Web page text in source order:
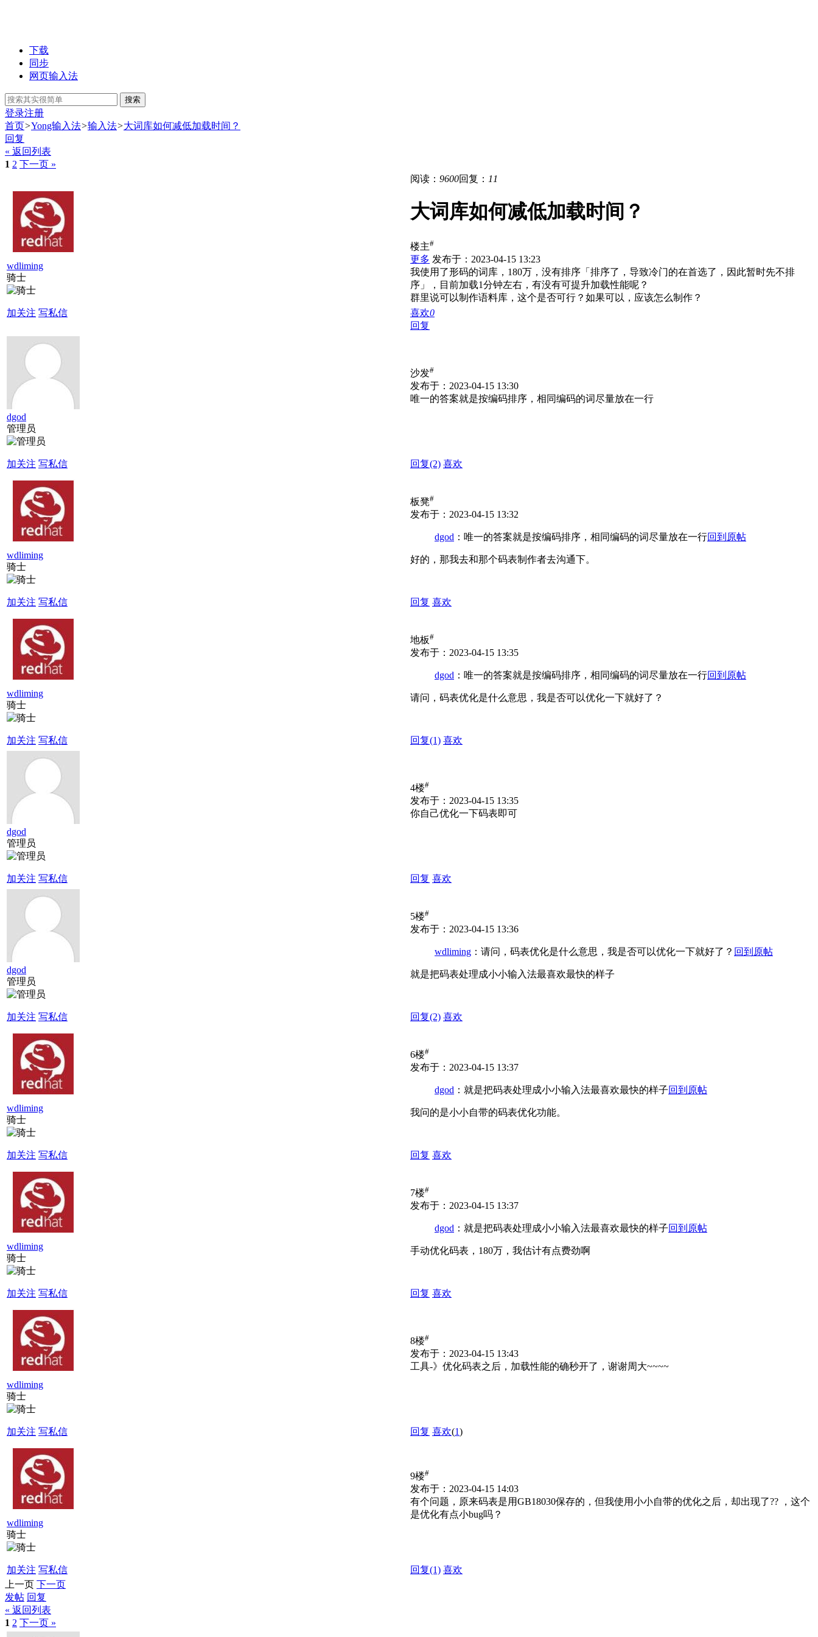
下载
同步
网页输入法
搜索
登录注册
首页>Yong输入法>输入法>大词库如何减低加载时间？
回复
« 返回列表
1 2 下一页 »
wdliming
骑士
加关注 写私信
阅读： 9600回复： 11
大词库如何减低加载时间？
楼主#
更多 发布于：2023-04-15 13:23
我使用了形码的词库，180万，没有排序「排序了，导致冷门的在首选了，因此暂时先不排
序」，目前加载1分钟左右，有没有可提升加载性能呢？
群里说可以制作语料库，这个是否可行？如果可以，应该怎么制作？
喜欢0
回复
dgod
管理员
加关注 写私信
沙发#
发布于：2023-04-15 13:30
唯一的答案就是按编码排序，相同编码的词尽量放在一行
回复(2) 喜欢
wdliming
骑士
加关注 写私信
板凳#
发布于：2023-04-15 13:32
dgod ：唯一的答案就是按编码排序，相同编码的词尽量放在一行回到原帖
好的，那我去和那个码表制作者去沟通下。
回复 喜欢
wdliming
骑士
加关注 写私信
地板#
发布于：2023-04-15 13:35
dgod ：唯一的答案就是按编码排序，相同编码的词尽量放在一行回到原帖
请问，码表优化是什么意思，我是否可以优化一下就好了？
回复(1) 喜欢
dgod
管理员
加关注 写私信
4楼#
发布于：2023-04-15 13:35
你自己优化一下码表即可
回复 喜欢
dgod
管理员
加关注 写私信
5楼#
发布于：2023-04-15 13:36
wdliming ：请问，码表优化是什么意思，我是否可以优化一下就好了？ 回到原帖
就是把码表处理成小小输入法最喜欢最快的样子
回复(2) 喜欢
wdliming
骑士
加关注 写私信
6楼#
发布于：2023-04-15 13:37
dgod ：就是把码表处理成小小输入法最喜欢最快的样子回到原帖
我问的是小小自带的码表优化功能。
回复 喜欢
wdliming
骑士
加关注 写私信
7楼#
发布于：2023-04-15 13:37
dgod ：就是把码表处理成小小输入法最喜欢最快的样子回到原帖
手动优化码表，180万，我估计有点费劲啊
回复 喜欢
wdliming
骑士
加关注 写私信
8楼#
发布于：2023-04-15 13:43
工具-》优化码表之后，加载性能的确秒开了，谢谢周大~~~~
回复 喜欢(1)
wdliming
骑士
加关注 写私信
9楼#
发布于：2023-04-15 14:03
有个问题，原来码表是用GB18030保存的，但我使用小小自带的优化之后，却出现了?? ，这个
是优化有点小bug吗？
回复(1) 喜欢
上一页 下一页
发帖 回复
« 返回列表
1 2 下一页 »